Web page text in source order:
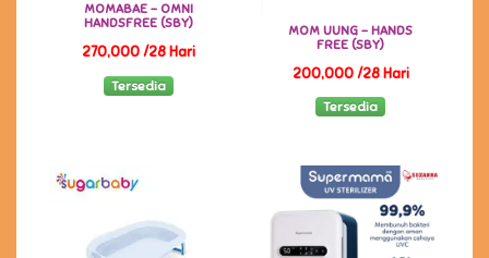
MOMABAE - OMNI
HANDSFREE (SBY)
270,000 /28 Hari
Tersedia
MOM UUNG - HANDS
FREE (SBY)
200,000 /28 Hari
Tersedia